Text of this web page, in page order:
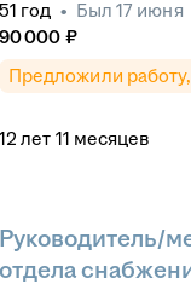
51 год • Был 17 июня
90 000 ₽
Предложили
12 лет 11 месяцев
Руководитель/
отдела